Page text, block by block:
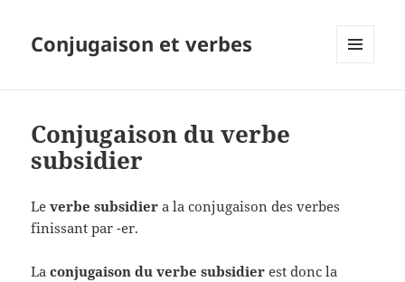
Conjugaison et verbes
Conjugaison du verbe
subsidier
Leverbe subsidier a la conjugaison des verbes
finissant par -er.
Laconjugaison du verbe subsidier est donc la